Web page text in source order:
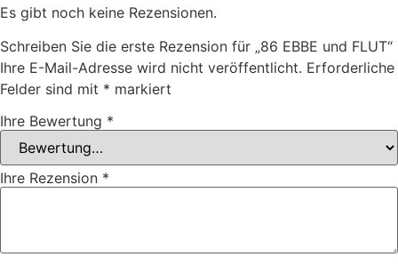
Es gibt noch keine Rezensionen.
Schreiben Sie die erste Rezension für „86 EBBE und FLUT“
Ihre E-Mail-Adresse wird nicht veröffentlicht. Erforderliche
Felder sind mit * markiert
Ihre Bewertung *
Ihre Rezension *